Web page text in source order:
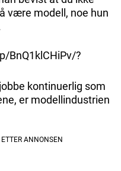
være modell, noe hun
BnQ1klCHiPv/?
kontinuerlig som
er modellindustrien